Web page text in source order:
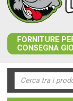
FORNITURE
CONSEGNA